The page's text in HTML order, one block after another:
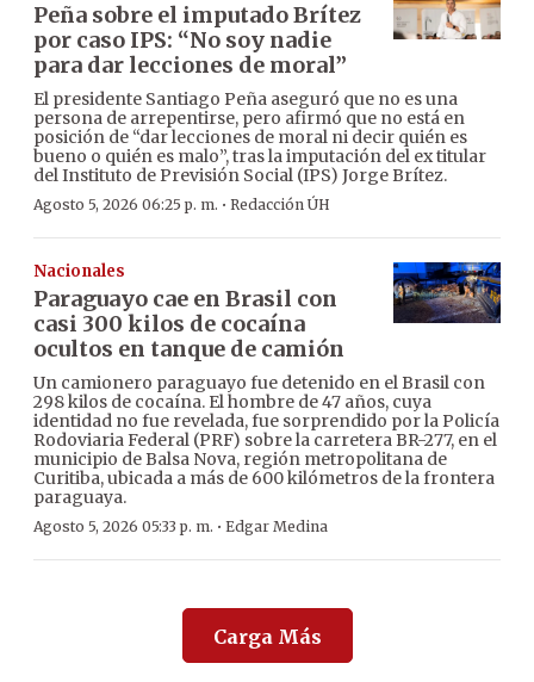
Peña sobre el imputado Brítez
por caso IPS: “No soy nadie
para dar lecciones de moral”
El presidente Santiago Peña aseguró que no es una
persona de arrepentirse, pero afirmó que no está en
posición de “dar lecciones de moral ni decir quién es
bueno o quién es malo”, tras la imputación del ex titular
del Instituto de Previsión Social (IPS) Jorge Brítez.
Agosto 5, 2026 06:25 p. m. · Redacción ÚH
Nacionales
Paraguayo cae en Brasil con
casi 300 kilos de cocaína
ocultos en tanque de camión
Un camionero paraguayo fue detenido en el Brasil con
298 kilos de cocaína. El hombre de 47 años, cuya
identidad no fue revelada, fue sorprendido por la Policía
Rodoviaria Federal (PRF) sobre la carretera BR-277, en el
municipio de Balsa Nova, región metropolitana de
Curitiba, ubicada a más de 600 kilómetros de la frontera
paraguaya.
Agosto 5, 2026 05:33 p. m. · Edgar Medina
Carga Más